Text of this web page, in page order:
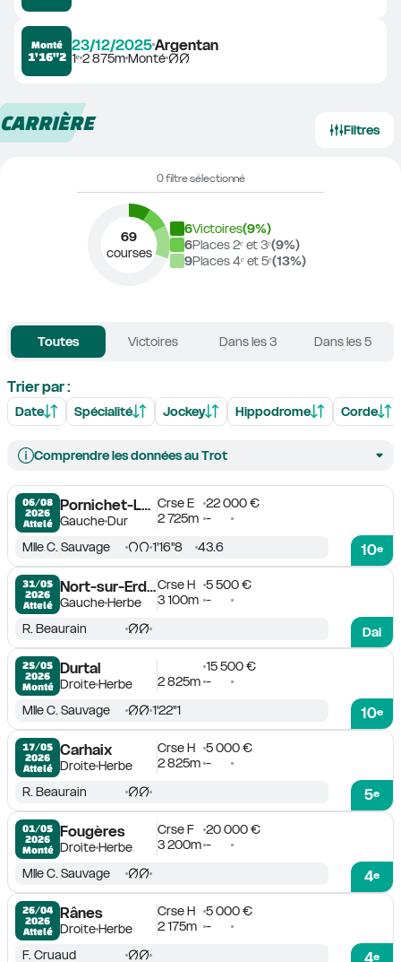
Monté
1'16"2
23/12/2025Argentan
1ᵉ2 875mMonté
CARRIÈRE Filtres
0 filtre sélectionné
69
courses
6Victoires(9%)
6Places 2ᵉ et 3ᵉ(9%)
9Places 4ᵉ et 5ᵉ(13%)
Toutes Victoires Dans les 3 Dans les 5
Trier par :
Date Spécialité Jockey Hippodrome Corde
Comprendre les données au Trot
06/08
2026
Attelé
Pornichet-La Baule
GaucheDur
Crse E
22 000 €
2 725m -
10e
Mlle C. Sauvage 1'16''8 43.6
31/05
2026
Attelé
Nort-sur-Erdre
GaucheHerbe
Crse H
5 500 €
3 100m -
Dai
R. Beaurain
25/05
2026
Monté
Durtal
DroiteHerbe
15 500 €
2 825m -
10e
Mlle C. Sauvage 1'22''1
17/05
2026
Attelé
Carhaix
DroiteHerbe
Crse H
5 000 €
2 825m -
5e
R. Beaurain
01/05
2026
Monté
Fougères
DroiteHerbe
Crse F
20 000 €
3 200m -
4e
Mlle C. Sauvage
26/04
2026
Attelé
Rânes
DroiteHerbe
Crse H
5 000 €
2 175m -
4e
F. Cruaud